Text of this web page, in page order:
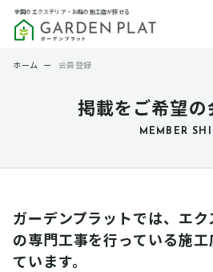
全国のエクステリア・お庭の施工店が探せる
掲載をご希望の
MEMBER
ホーム ー 会員登録
ガーデンプラットでは、エ
の専門工事を行っている施工
ています。